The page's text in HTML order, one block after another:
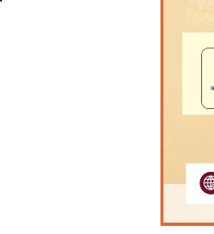
मै
मै ई टी